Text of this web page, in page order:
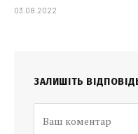
03.08.2022
ЗАЛИШІТЬ